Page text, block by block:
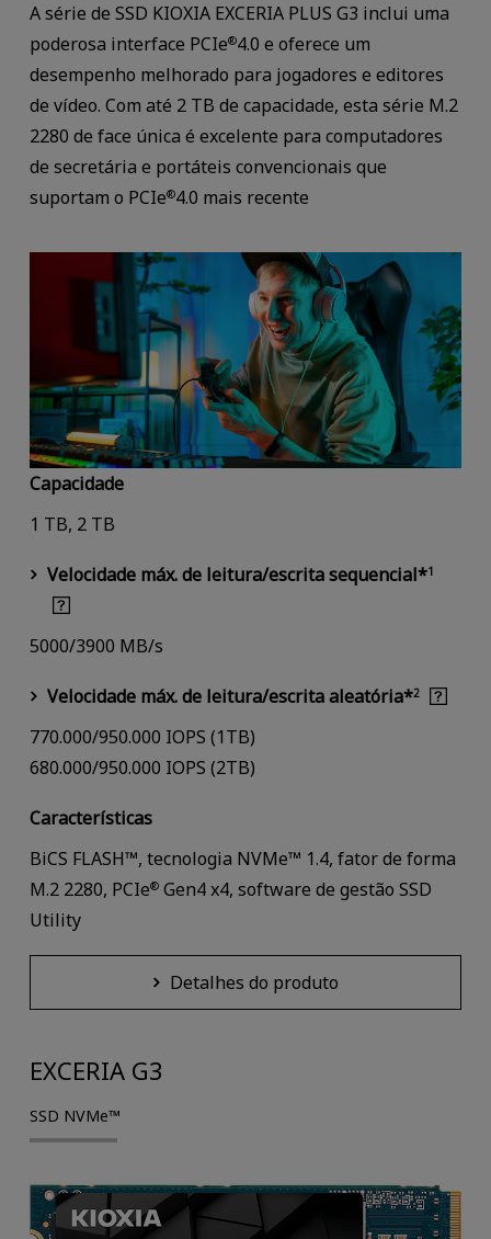
A série de SSD KIOXIA EXCERIA PLUS G3 inclui uma
poderosa interface PCIe®4.0 e oferece um
desempenho melhorado para jogadores e editores
de vídeo. Com até 2 TB de capacidade, esta série M.2
2280 de face única é excelente para computadores
de secretária e portáteis convencionais que
suportam o PCIe®4.0 mais recente
Capacidade
1 TB, 2 TB
Velocidade máx. de leitura/escrita sequencial*1
5000/3900 MB/s
Velocidade máx. de leitura/escrita aleatória*2
770.000/950.000 IOPS (1TB)
680.000/950.000 IOPS (2TB)
Características
BiCS FLASH™, tecnologia NVMe™ 1.4, fator de forma
M.2 2280, PCIe®Gen4 x4, software de gestão SSD
Utility
Detalhes do produto
EXCERIA G3
SSD NVMe™